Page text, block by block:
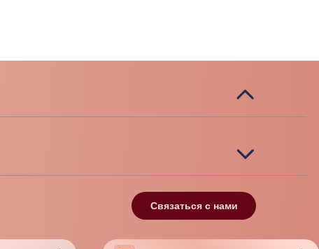
Связаться с нами